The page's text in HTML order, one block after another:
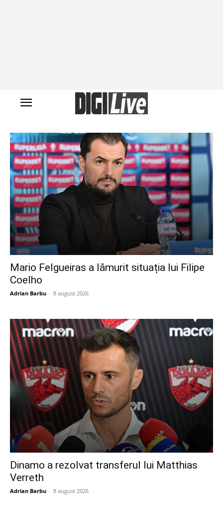
Mario Felgueiras a lămurit situația lui Filipe
Coelho
Adrian Barbu - 8 august 2026
Dinamo a rezolvat transferul lui Matthias
Verreth
Adrian Barbu - 8 august 2026